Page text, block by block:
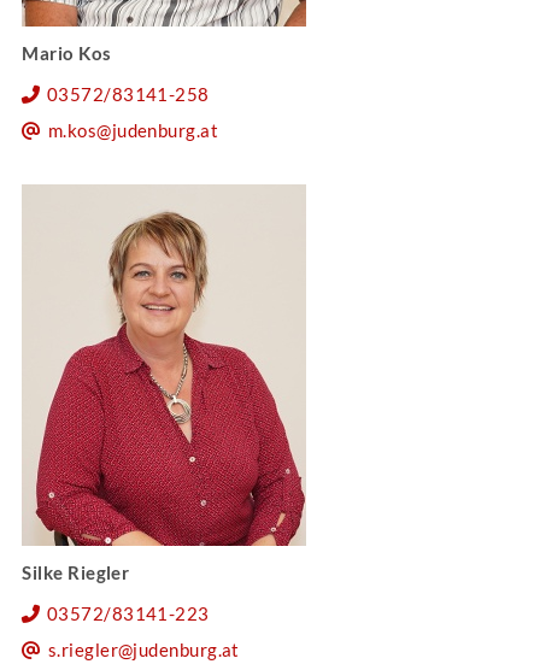
Mario Kos
03572/83141-258
m.kos@judenburg.at
Silke Riegler
03572/83141-223
s.riegler@judenburg.at